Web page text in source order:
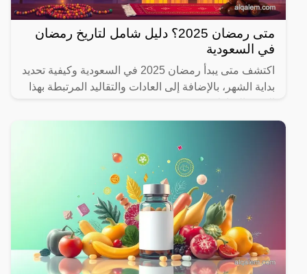
متى رمضان 2025؟ دليل شامل لتاريخ رمضان
في السعودية
اكتشف متى يبدأ رمضان 2025 في السعودية وكيفية تحديد
بداية الشهر، بالإضافة إلى العادات والتقاليد المرتبطة بهذا